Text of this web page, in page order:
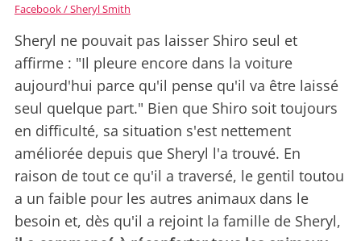
Facebook / Sheryl Smith
Sheryl ne pouvait pas laisser Shiro seul et
affirme : "Il pleure encore dans la voiture
aujourd'hui parce qu'il pense qu'il va être laissé
seul quelque part." Bien que Shiro soit toujours
en difficulté, sa situation s'est nettement
améliorée depuis que Sheryl l'a trouvé. En
raison de tout ce qu'il a traversé, le gentil toutou
a un faible pour les autres animaux dans le
besoin et, dès qu'il a rejoint la famille de Sheryl,